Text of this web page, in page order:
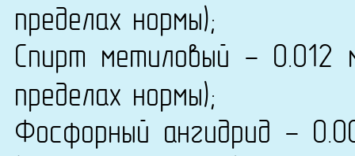
пределах нормы);
Спирт метиловый - 0.012
пределах нормы);
Фосфорный ангидрид -